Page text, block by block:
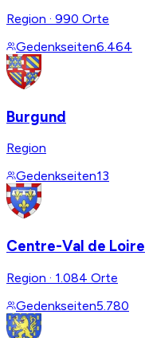
Region · 990 Orte
Gedenkseiten6.464
Burgund
Region
Gedenkseiten13
Centre-Val de Loire
Region · 1.084 Orte
Gedenkseiten5.780